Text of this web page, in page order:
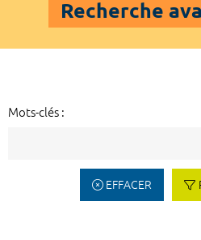
Recherche
Mots-clés :
EFFACER